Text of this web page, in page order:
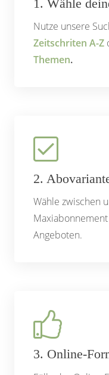
1. Wähle
Nutze unsere
Zeitschriten A-Z
Themen.
2.
Wähle zwischen
Angeboten.
3. Online-